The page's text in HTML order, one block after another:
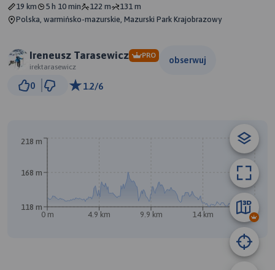
19 km 5 h 10 min 122 m
131 m
Polska, warmińsko-mazurskie, Mazurski Park Krajobrazowy
Ireneusz Tarasewicz
PRO
irektarasewicz
obserwuj
0 1.2/6
B
A
0 m 4.9 km 9.9 km 14 km 19 km
118 m
168 m
218 m